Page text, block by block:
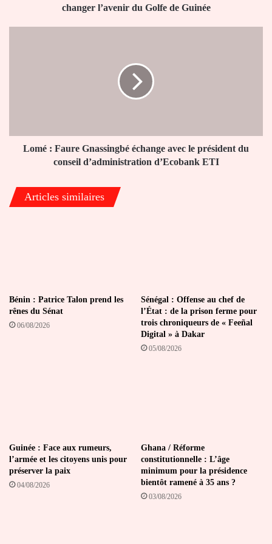
changer l’avenir du Golfe de Guinée
du
conseil
d’administration
ETI
Lomé : Faure Gnassingbé échange avec le président du
conseil d’administration d’Ecobank ETI
Articles similaires
Bénin : Patrice Talon prend les
rênes du Sénat
06/08/2026
Sénégal : Offense au chef de
l’État : de la prison ferme pour
trois chroniqueurs de « Feeñal
Digital » à Dakar
05/08/2026
Guinée : Face aux rumeurs,
l’armée et les citoyens unis pour
préserver la paix
04/08/2026
Ghana / Réforme
constitutionnelle : L’âge
minimum pour la présidence
bientôt ramené à 35 ans ?
03/08/2026